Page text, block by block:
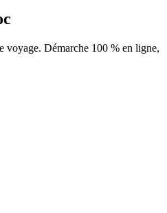
voyage. Démarche 100 % en ligne,